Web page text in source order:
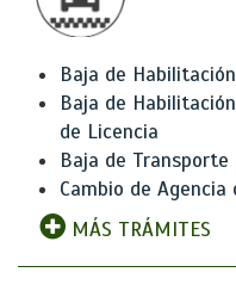
Baja de
Baja de
de Licencia
Baja de Transporte
Cambio de Agencia
MÁS TRÁMITES